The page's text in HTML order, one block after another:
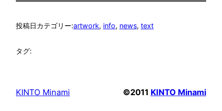
投稿日カテゴリー:artwork, info, news, text
タグ:
KINTO Minami ©2011 KINTO Minami